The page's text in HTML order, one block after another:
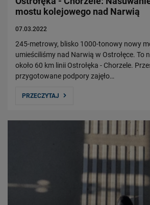
mostu kolejowego nad Narwią
07.03.2022
245-metrowy, blisko 1000-tonowy nowy
umieściliśmy nad Narwią w Ostrołęce. To
około 60 km linii Ostrołęka - Chorzele.
przygotowane podpory zajęło…
PRZECZYTAJ